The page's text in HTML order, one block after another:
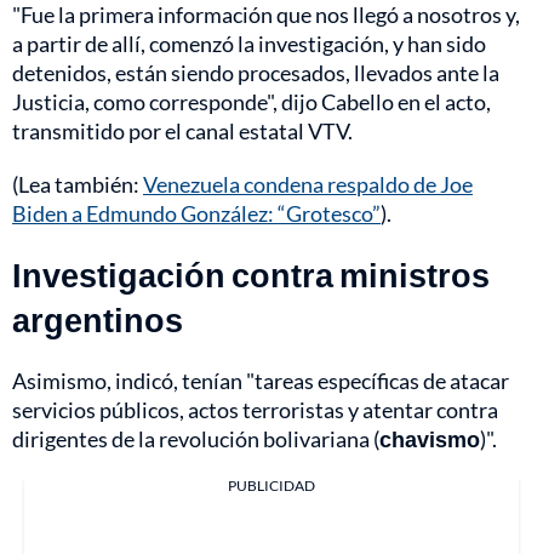
"Fue la primera información que nos llegó a nosotros y,
a partir de allí, comenzó la investigación, y han sido
detenidos, están siendo procesados, llevados ante la
Justicia, como corresponde", dijo Cabello en el acto,
transmitido por el canal estatal VTV.
(Lea también:Venezuela condena respaldo de Joe
Biden a Edmundo González: “Grotesco”).
Investigación contra ministros
argentinos
Asimismo, indicó, tenían "tareas específicas de atacar
servicios públicos, actos terroristas y atentar contra
dirigentes de la revolución bolivariana (chavismo)".
PUBLICIDAD